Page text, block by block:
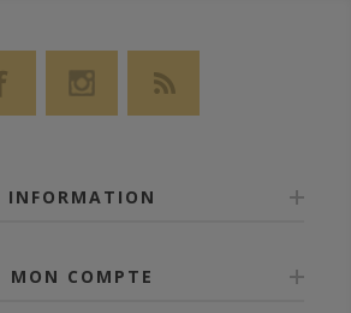
INFORMATION
MON COMPTE